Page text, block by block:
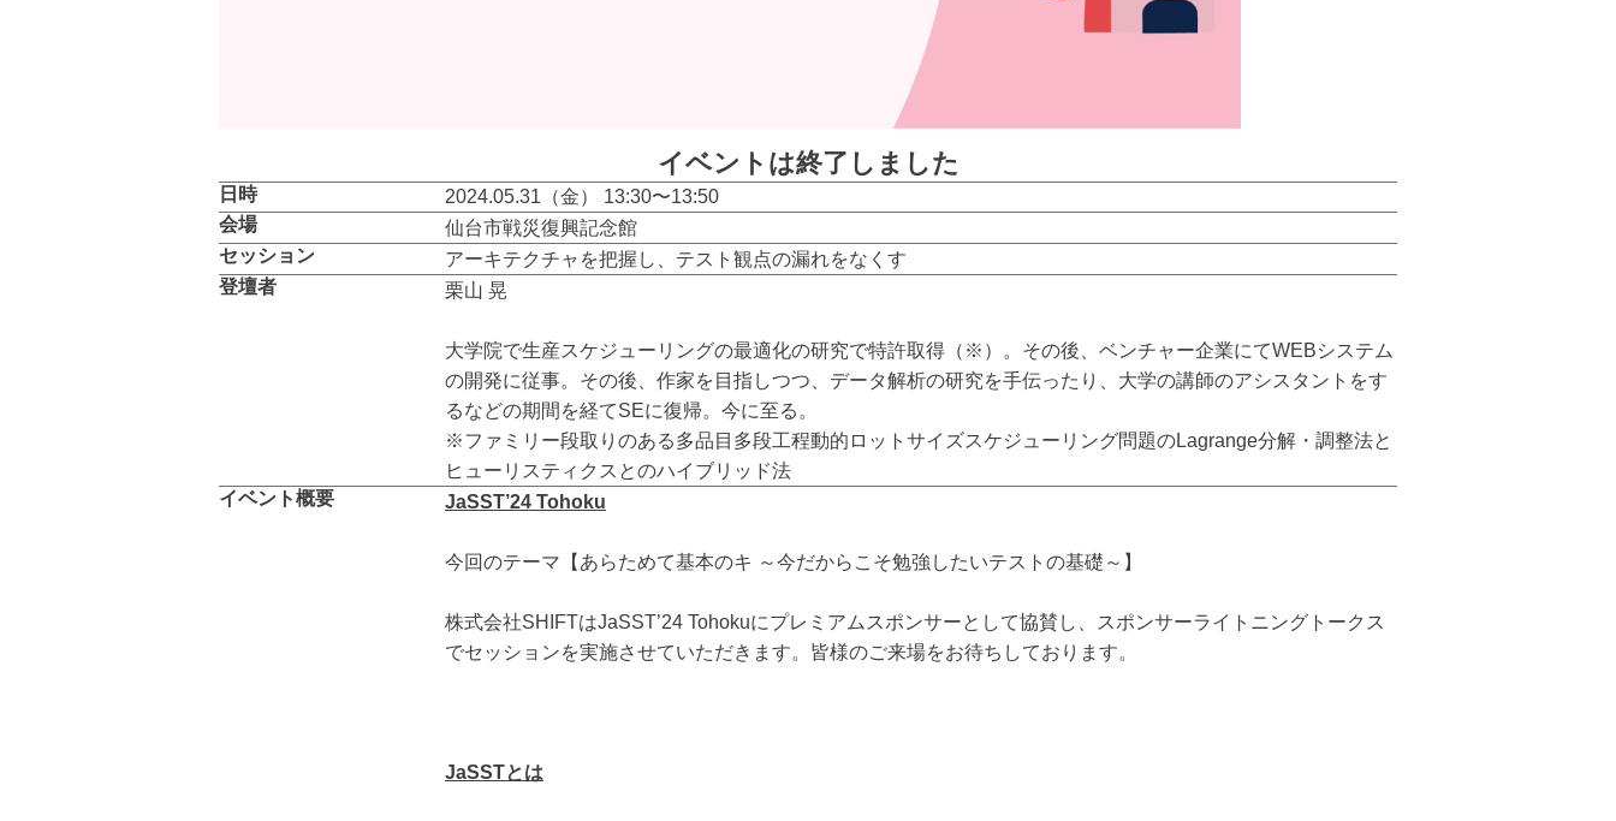
イベントは終了しました
日時
2024.05.31（金） 13:30〜13:50
会場
仙台市戦災復興記念館
セッション
アーキテクチャを把握し、テスト観点の漏れをなくす
登壇者
栗山 晃
大学院で生産スケジューリングの最適化の研究で特許取得（※）。その後、ベンチャー企業にてWEBシステム
の開発に従事。その後、作家を目指しつつ、データ解析の研究を手伝ったり、大学の講師のアシスタントをす
るなどの期間を経てSEに復帰。今に至る。
※ファミリー段取りのある多品目多段工程動的ロットサイズスケジューリング問題のLagrange分解・調整法と
ヒューリスティクスとのハイブリッド法
イベント概要
JaSST’24 Tohoku
今回のテーマ【あらためて基本のキ ～今だからこそ勉強したいテストの基礎～】
株式会社SHIFTはJaSST’24 Tohokuにプレミアムスポンサーとして協賛し、スポンサーライトニングトークス
でセッションを実施させていただきます。皆様のご来場をお待ちしております。
JaSSTとは